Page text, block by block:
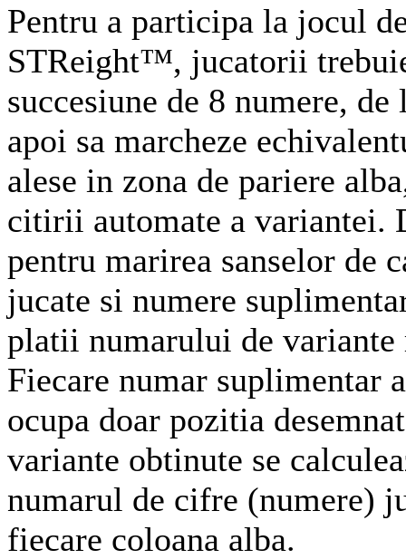
Pentru a participa la jocul
STReight™, jucatorii
succesiune de 8 numere,
apoi sa marcheze
alese in zona de pariere
citirii automate a variantei.
pentru marirea sanselor de
jucate si numere
platii numarului de variante
Fiecare numar suplimentar
ocupa doar pozitia
variante obtinute se
numarul de cifre (numere)
fiecare coloana alba.